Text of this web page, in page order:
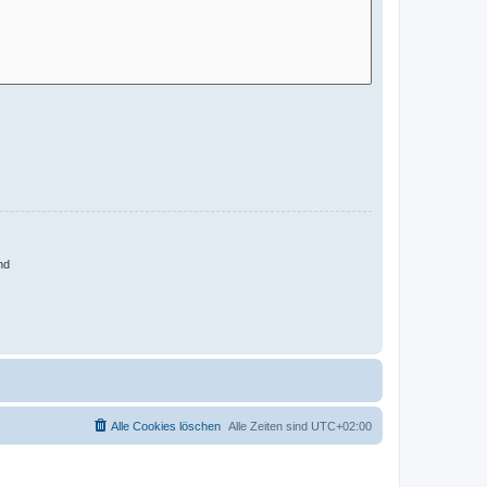
Alle Zeiten sind UTC+02:00
Alle Cookies löschen